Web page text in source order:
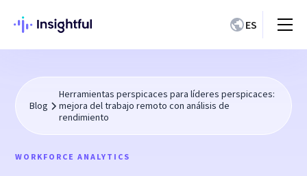
ES
Blog
Herramientas perspicaces para líderes perspicaces:
mejora del trabajo remoto con análisis de
rendimiento
WORKFORCE ANALYTICS